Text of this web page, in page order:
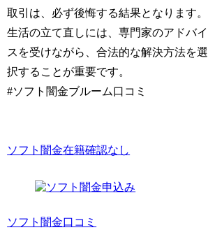
取引は、必ず後悔する結果となります。
生活の立て直しには、専門家のアドバイ
スを受けながら、合法的な解決方法を選
択することが重要です。
#ソフト闇金ブルーム口コミ
ソフト闇金在籍確認なし
ソフト闇金口コミ